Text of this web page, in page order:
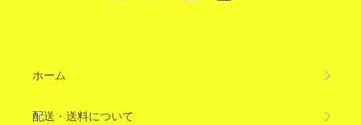
ホーム
配送・送料について